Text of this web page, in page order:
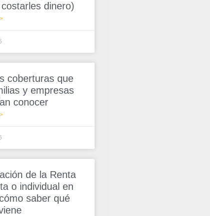
dinero)
coberturas que
y empresas
conocer
de la Renta
o individual en
saber qué